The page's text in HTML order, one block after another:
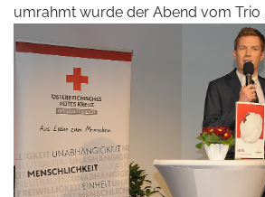
umrahmt wurde der Abend vom Trio